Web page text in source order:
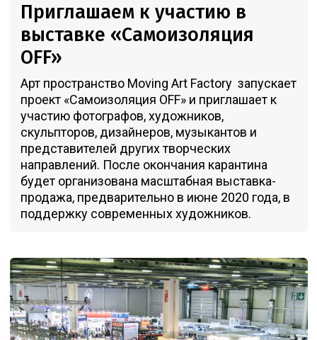
Приглашаем к участию в
выставке «Самоизоляция
OFF»
Арт пространство Moving Art Factory запускает
проект «Самоизоляция OFF» и приглашает к
участию фотографов, художников,
скульпторов, дизайнеров, музыкантов и
представителей других творческих
направлений. После окончания карантина
будет организована масштабная выставка-
продажа, предварительно в июне 2020 года, в
поддержку современных художников.